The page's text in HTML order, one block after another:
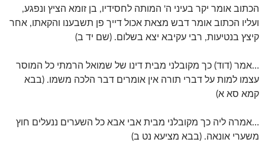
הכתוב אומר יקר בעיני ה' המותה לחסידיו, בן זומא הציץ ונפגע,
ועליו הכתוב אומר דבש מצאת אכול דייך פן תשבענו והקאתו, אחר
קיצץ בנטיעות, רבי עקיבא יצא בשלום. (שם יד ב)
…אמר (דוד) כך מקובלני מבית דינו של שמואל הרמתי כל המוסר
עצמו למות על דברי תורה אין אומרים דבר הלכה משמו. (בבא
קמא סא א)
…אמרה ליה כך מקובלני מבית אבי אבא כל השערים ננעלים חוץ
משערי אונאה. (בבא מציעא נט ב)